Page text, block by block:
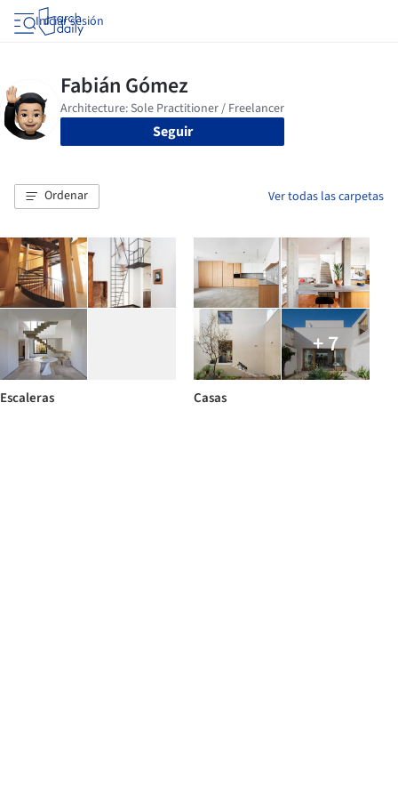
Iniciar sesión
Seguir
Ordenar Ver todas las carpetas
Escaleras
+ 7
Casas